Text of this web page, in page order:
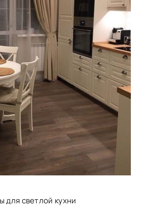
для светлой кухни